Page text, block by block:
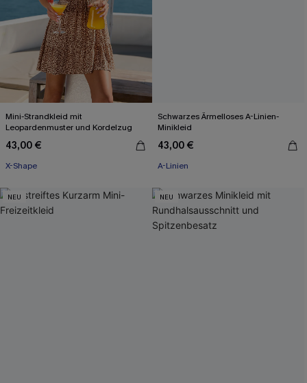
Mini-Strandkleid mit
Leopardenmuster und Kordelzug
43,00 €
X-Shape
Schwarzes Ärmelloses A-Linien-
Minikleid
43,00 €
A-Linien
NEU NEU